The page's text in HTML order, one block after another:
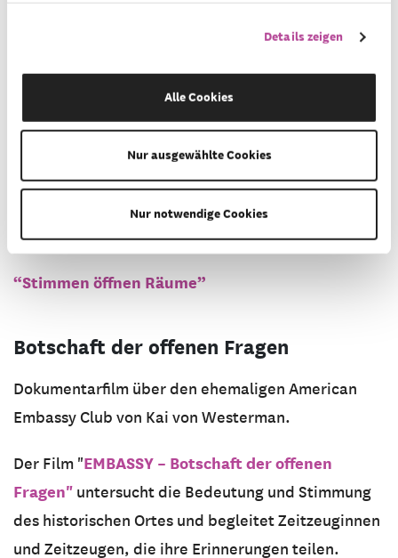
Details zeigen
Alle Cookies
Nur ausgewählte Cookies
Nur notwendige Cookies
Stimmen öffnen Räume
2025 haben wir mit ehemaligen Clubgästen,
Angestellten, Anwohner*innen und
Zwischennutzer*innen gesprochen und sie zu ihren
ganz persönlichen Erinnerungen an den Club und
ihren Visionen für die Zukunft befragt.
“Stimmen öffnen Räume”
Botschaft der offenen Fragen
Dokumentarfilm über den ehemaligen American
Embassy Club von Kai von Westerman.
Der Film "EMBASSY – Botschaft der offenen
Fragen" untersucht die Bedeutung und Stimmung
des historischen Ortes und begleitet Zeitzeuginnen
und Zeitzeugen, die ihre Erinnerungen teilen.